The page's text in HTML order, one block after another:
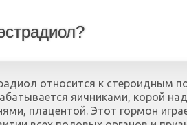
относится к стероидным
яичниками, корой
плацентой. Этот гормон